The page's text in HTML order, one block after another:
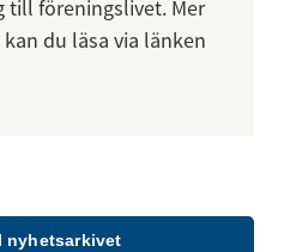
till föreningslivet. Mer
du läsa via länken
nyhetsarkivet